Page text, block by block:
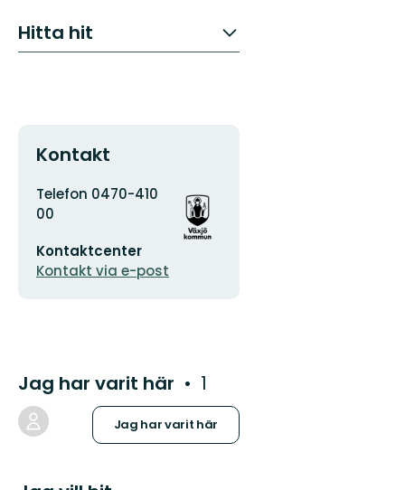
Hitta hit
Kontakt
Adress
Telefon 0470-410
00
postadress
Kontaktcenter
Kontakt via e-post
Organisationens
logotyp
Jag har varit här 1
Jag har varit här